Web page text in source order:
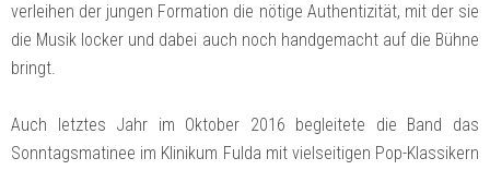
verleihen der jungen Formation die nötige Authentizität, mit der sie
die Musik locker und dabei auch noch handgemacht auf die Bühne
bringt.
Auch letztes Jahr im Oktober 2016 begleitete die Band das
Sonntagsmatinee im Klinikum Fulda mit vielseitigen Pop-Klassikern